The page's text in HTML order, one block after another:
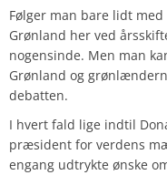
Følger man bare lidt
Grønland her ved
nogensinde. Men man
Grønland og
debatten.
I hvert fald lige indtil
præsident for verdens
engang udtrykte ønske